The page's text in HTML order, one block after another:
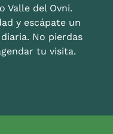
Valle del Ovni.
y escápate un
No pierdas
tu visita.